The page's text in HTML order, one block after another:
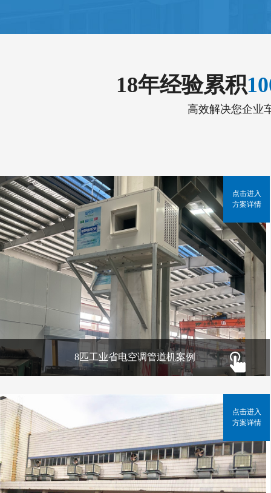
18年经验累积
高效解决您企业
8匹工业省电空调管道机案例
点击进入
方案详情
点击进入
方案详情